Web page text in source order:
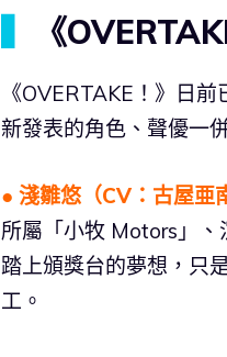
《
《OVERTAKE！》日
新發表的角色、聲優一
● 淺雛悠（CV：古屋亜
所屬「小牧 Motors」
踏上頒獎台的夢想，只
工。